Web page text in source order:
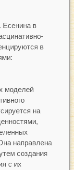
Есенина в
в
моделей
на
направлена
создания
с их